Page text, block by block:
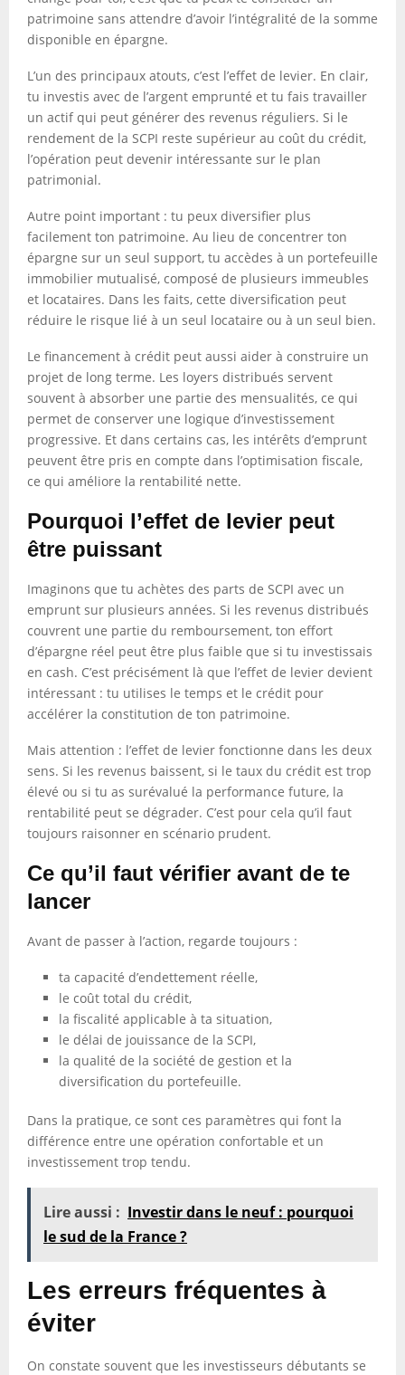
patrimoine sans attendre d’avoir l’intégralité de la somme
disponible en épargne.
L’un des principaux atouts, c’est l’effet de levier. En clair,
tu investis avec de l’argent emprunté et tu fais travailler
un actif qui peut générer des revenus réguliers. Si le
rendement de la SCPI reste supérieur au coût du crédit,
l’opération peut devenir intéressante sur le plan
patrimonial.
Autre point important : tu peux diversifier plus
facilement ton patrimoine. Au lieu de concentrer ton
épargne sur un seul support, tu accèdes à un portefeuille
immobilier mutualisé, composé de plusieurs immeubles
et locataires. Dans les faits, cette diversification peut
réduire le risque lié à un seul locataire ou à un seul bien.
Le financement à crédit peut aussi aider à construire un
projet de long terme. Les loyers distribués servent
souvent à absorber une partie des mensualités, ce qui
permet de conserver une logique d’investissement
progressive. Et dans certains cas, les intérêts d’emprunt
peuvent être pris en compte dans l’optimisation fiscale,
ce qui améliore la rentabilité nette.
Pourquoi l’effet de levier peut
être puissant
Imaginons que tu achètes des parts de SCPI avec un
emprunt sur plusieurs années. Si les revenus distribués
couvrent une partie du remboursement, ton effort
d’épargne réel peut être plus faible que si tu investissais
en cash. C’est précisément là que l’effet de levier devient
intéressant : tu utilises le temps et le crédit pour
accélérer la constitution de ton patrimoine.
Mais attention : l’effet de levier fonctionne dans les deux
sens. Si les revenus baissent, si le taux du crédit est trop
élevé ou si tu as surévalué la performance future, la
rentabilité peut se dégrader. C’est pour cela qu’il faut
toujours raisonner en scénario prudent.
Ce qu’il faut vérifier avant de te
lancer
Avant de passer à l’action, regarde toujours :
ta capacité d’endettement réelle,
le coût total du crédit,
la fiscalité applicable à ta situation,
le délai de jouissance de la SCPI,
la qualité de la société de gestion et la
diversification du portefeuille.
Dans la pratique, ce sont ces paramètres qui font la
différence entre une opération confortable et un
investissement trop tendu.
Lire aussi : Investir dans le neuf : pourquoi
le sud de la France ?
Les erreurs fréquentes à
éviter
On constate souvent que les investisseurs débutants se